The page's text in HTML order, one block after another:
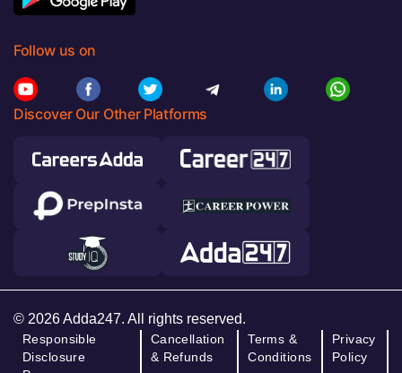
Follow us on
Discover Our Other Platforms
© 2026 Adda247. All rights reserved.
Responsible
Disclosure
Cancellation
& Refunds
Terms &
Conditions
Privacy
Policy